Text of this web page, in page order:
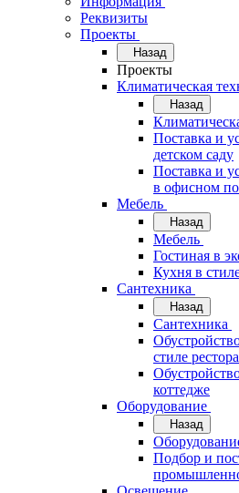
Реквизиты
Проекты
Назад
Проекты
Климатическая
Назад
Поставка и
детском саду
Поставка и
в офисном
Мебель
Назад
Мебель
Гостиная в
Кухня в
Сантехника
Назад
Сантехника
стиле
коттедже
Оборудование
Назад
Подбор и